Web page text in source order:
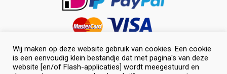
Wij maken op deze website gebruik van cookies. Een cookie
is een eenvoudig klein bestandje dat met pagina's van deze
website [en/of Flash-applicaties] wordt meegestuurd en